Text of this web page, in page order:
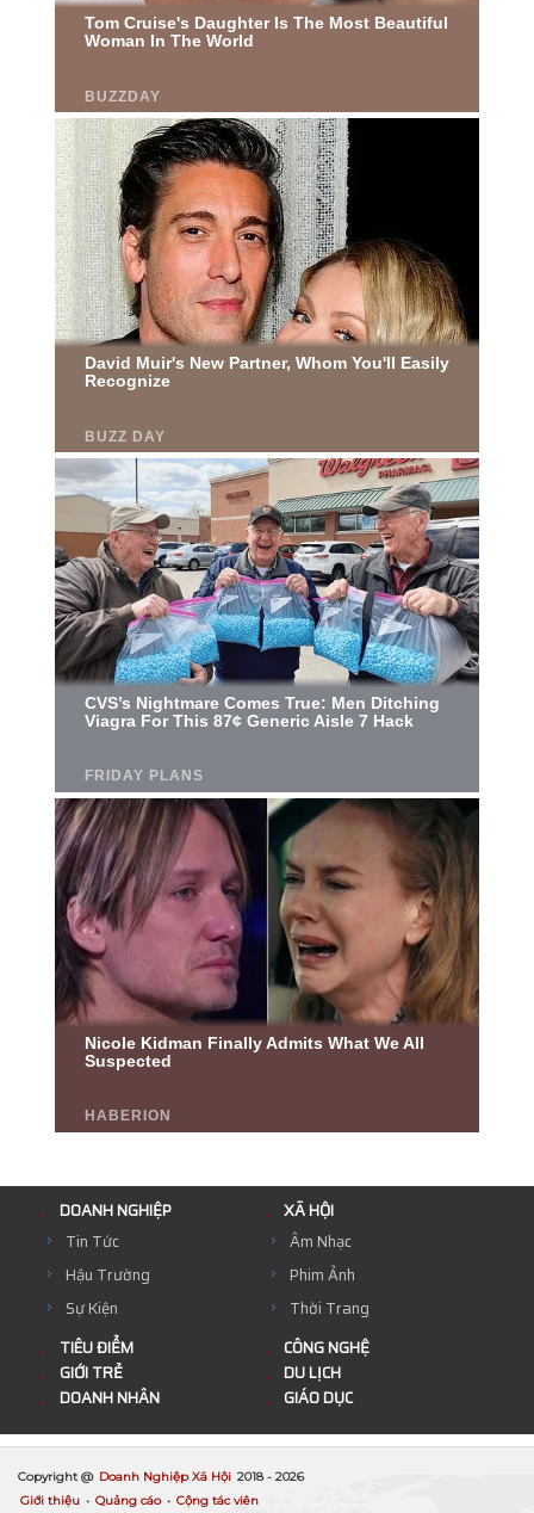
DOANH NGHIỆP
Tin Tức
Hậu Trường
Sự Kiện
XÃ HỘI
Âm Nhạc
Phim Ảnh
Thời Trang
TIÊU ĐIỂM
GIỚI TRẺ
DOANH NHÂN
CÔNG NGHỆ
DU LỊCH
GIÁO DỤC
Copyright @ Doanh Nghiệp Xã Hội 2018 - 2026
Giới thiệu • Quảng cáo • Cộng tác viên